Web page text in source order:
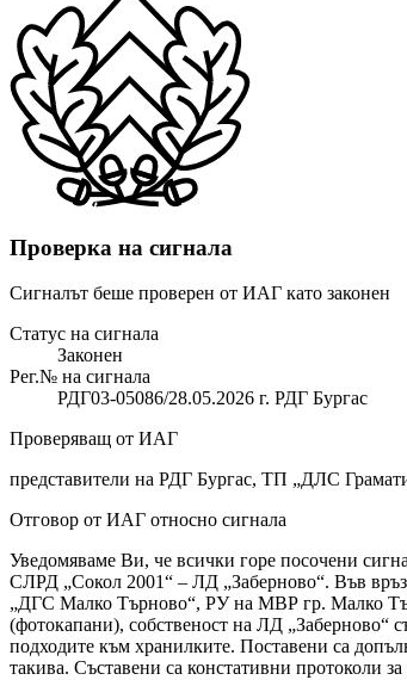
Проверка на сигнала
Сигналът беше проверен от ИАГ като законен
Статус на сигнала
Законен
Рег.№ на сигнала
РДГ03-05086/28.05.2026 г. РДГ Бургас
Проверяващ от ИАГ
представители на РДГ Бургас, ТП „ДЛС
Отговор от ИАГ относно сигнала
Уведомяваме Ви, че всички горе посочени
СЛРД „Сокол 2001“ – ЛД „Заберново“. Във
„ДГС Малко Търново“, РУ на МВР гр. Малко
(фотокапани), собственост на ЛД „Заберновo“
подходите към хранилките. Поставени са
такива. Съставени са констативни протоколи